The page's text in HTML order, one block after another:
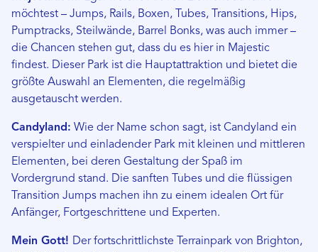
möchtest – Jumps, Rails, Boxen, Tubes, Transitions, Hips,
Pumptracks, Steilwände, Barrel Bonks, was auch immer –
die Chancen stehen gut, dass du es hier in Majestic
findest. Dieser Park ist die Hauptattraktion und bietet die
größte Auswahl an Elementen, die regelmäßig
ausgetauscht werden.
Candyland: Wie der Name schon sagt, ist Candyland ein
verspielter und einladender Park mit kleinen und mittleren
Elementen, bei deren Gestaltung der Spaß im
Vordergrund stand. Die sanften Tubes und die flüssigen
Transition Jumps machen ihn zu einem idealen Ort für
Anfänger, Fortgeschrittene und Experten.
Mein Gott! Der fortschrittlichste Terrainpark von Brighton,